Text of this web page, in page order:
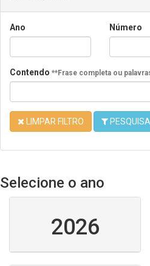
Ano Número
Contendo **Frase completa ou
LIMPAR FILTRO
Selecione o ano
2026